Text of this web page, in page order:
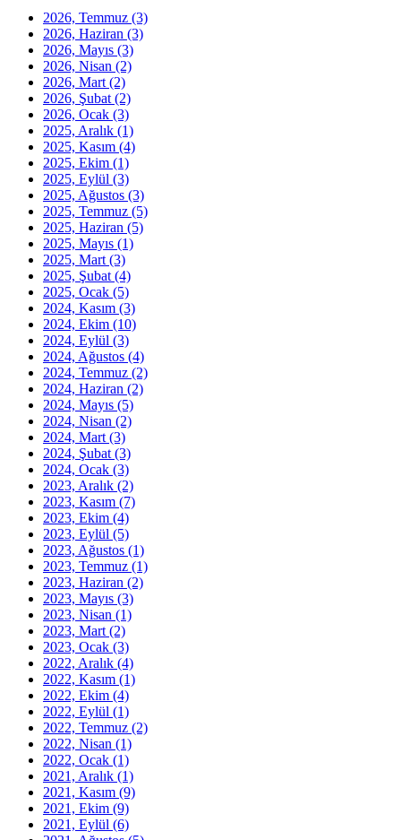
2026, Temmuz (3)
2026, Haziran (3)
2026, Mayıs (3)
2026, Nisan (2)
2026, Mart (2)
2026, Şubat (2)
2026, Ocak (3)
2025, Aralık (1)
2025, Kasım (4)
2025, Ekim (1)
2025, Eylül (3)
2025, Ağustos (3)
2025, Temmuz (5)
2025, Haziran (5)
2025, Mayıs (1)
2025, Mart (3)
2025, Şubat (4)
2025, Ocak (5)
2024, Kasım (3)
2024, Ekim (10)
2024, Eylül (3)
2024, Ağustos (4)
2024, Temmuz (2)
2024, Haziran (2)
2024, Mayıs (5)
2024, Nisan (2)
2024, Mart (3)
2024, Şubat (3)
2024, Ocak (3)
2023, Aralık (2)
2023, Kasım (7)
2023, Ekim (4)
2023, Eylül (5)
2023, Ağustos (1)
2023, Temmuz (1)
2023, Haziran (2)
2023, Mayıs (3)
2023, Nisan (1)
2023, Mart (2)
2023, Ocak (3)
2022, Aralık (4)
2022, Kasım (1)
2022, Ekim (4)
2022, Eylül (1)
2022, Temmuz (2)
2022, Nisan (1)
2022, Ocak (1)
2021, Aralık (1)
2021, Kasım (9)
2021, Ekim (9)
2021, Eylül (6)